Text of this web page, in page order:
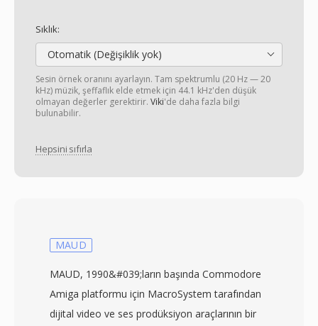
Sıklık:
Otomatik (Değişiklik yok)
Sesin örnek oranını ayarlayın. Tam spektrumlu (20 Hz — 20
kHz) müzik, şeffaflık elde etmek için 44.1 kHz'den düşük
olmayan değerler gerektirir. Viki'de daha fazla bilgi
bulunabilir.
Hepsini sıfırla
MAUD
MAUD, 1990&#039;ların başında Commodore
Amiga platformu için MacroSystem tarafından
dijital video ve ses prodüksiyon araçlarının bir